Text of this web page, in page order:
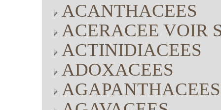
ACANTHACEES
ACERACEE VOIR
ACTINIDIACEES
ADOXACEES
AGAPANTHACEES